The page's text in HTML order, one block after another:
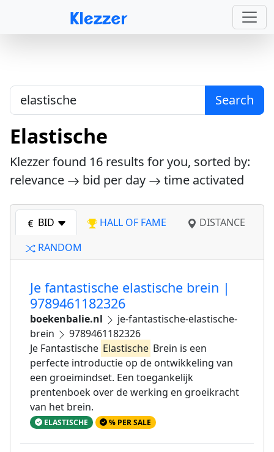
Search
Elastische
Klezzer found 16 results for you, sorted by:
relevance
bid per day time activated
BID HALL OF FAME
DISTANCE
RANDOM
Je fantastische elastische brein |
9789461182326
boekenbalie.nl
je-fantastische-elastische-
brein
9789461182326
Je Fantastische Elastische Brein is een
perfecte introductie op de ontwikkeling van
een groeimindset. Een toegankelijk
prentenboek over de werking en groeikracht
van het brein.
ELASTISCHE % PER SALE